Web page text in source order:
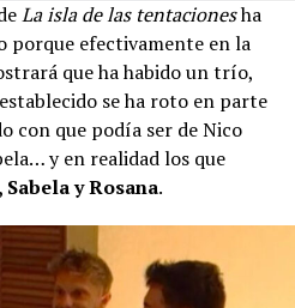
La isla de las tentacionesha
porque efectivamente en la
que ha habido un trío,
se ha roto en parte
con que podía ser de Nico
y en realidad los que
y Rosana.